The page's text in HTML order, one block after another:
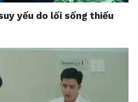
phải là trả thù?
thấy nhẹ nhõm. Nhưng câu hỏi
phải là cách tốt nhất để khép lại
người có mặt trong chương
đã đặt một câu hỏi đáng suy
yếu do lối sống thiếu